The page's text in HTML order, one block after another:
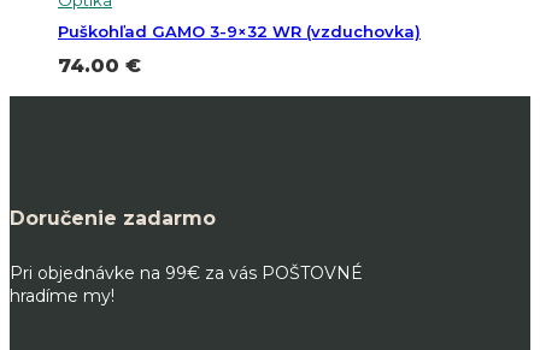
Puškohľad GAMO 3-9×32 WR (vzduchovka)
74.00 €
Doručenie zadarmo
Pri objednávke na 99€ za vás POŠTOVNÉ
hradíme my!